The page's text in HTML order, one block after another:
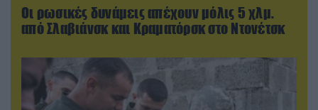
Οι ρωσικές δυνάμεις απέχουν μόλις 5 χλμ.
από Σλαβιάνσκ και Κραματόρσκ στο Ντονέτσκ